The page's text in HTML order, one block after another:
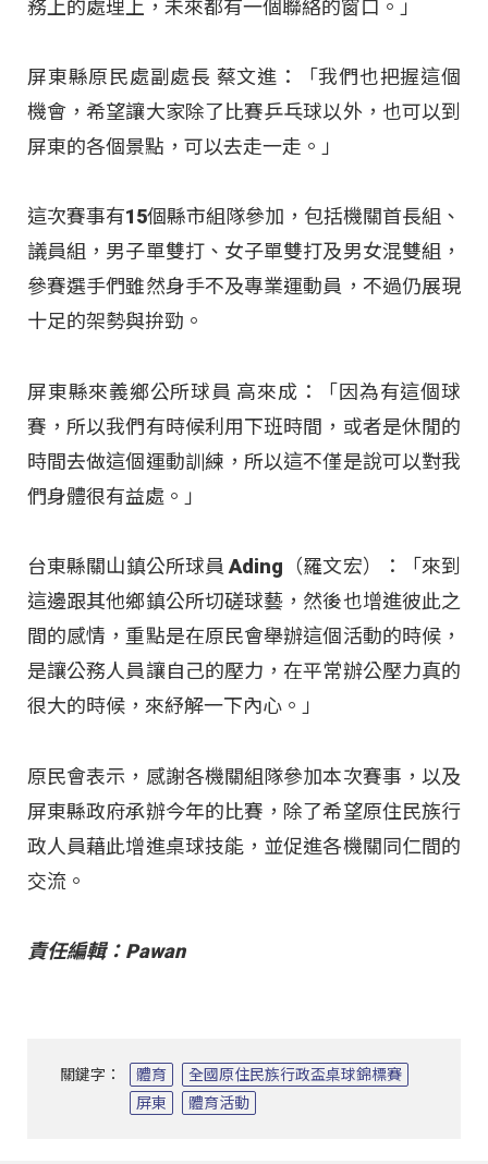
務上的處理上，未來都有一個聯絡的窗口。」
屏東縣原民處副處長 蔡文進：「我們也把握這個
機會，希望讓大家除了比賽乒乓球以外，也可以到
屏東的各個景點，可以去走一走。」
這次賽事有15個縣市組隊參加，包括機關首長組、
議員組，男子單雙打、女子單雙打及男女混雙組，
參賽選手們雖然身手不及專業運動員，不過仍展現
十足的架勢與拚勁。
屏東縣來義鄉公所球員 高來成：「因為有這個球
賽，所以我們有時候利用下班時間，或者是休閒的
時間去做這個運動訓練，所以這不僅是說可以對我
們身體很有益處。」
台東縣關山鎮公所球員 Ading（羅文宏）：「來到
這邊跟其他鄉鎮公所切磋球藝，然後也增進彼此之
間的感情，重點是在原民會舉辦這個活動的時候，
是讓公務人員讓自己的壓力，在平常辦公壓力真的
很大的時候，來紓解一下內心。」
原民會表示，感謝各機關組隊參加本次賽事，以及
屏東縣政府承辦今年的比賽，除了希望原住民族行
政人員藉此增進桌球技能，並促進各機關同仁間的
交流。
責任編輯：Pawan
關鍵字： 體育
全國原住民族行政盃桌球錦標賽
屏東
體育活動